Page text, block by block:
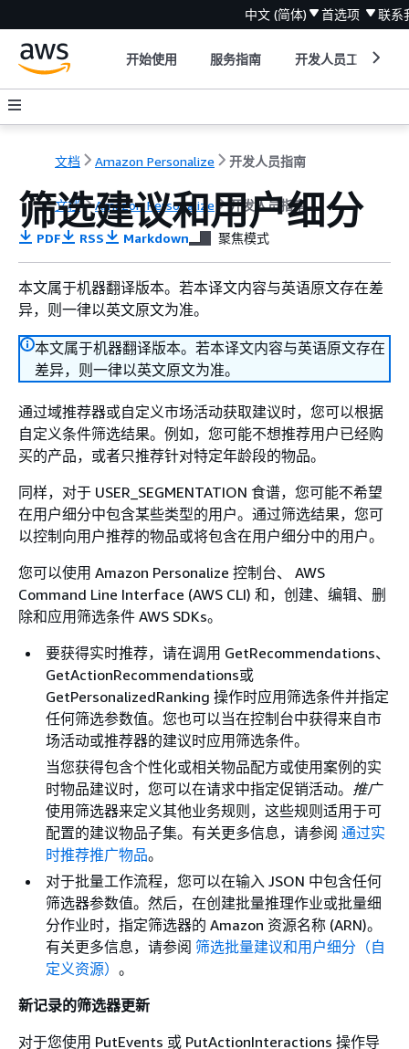
中文 (简体) 首选项 联系
开始使用 服务指南 开发人员工具
文档 Amazon Personalize 开发人员指南
文档 Amazon Personalize 开发人员指南
筛选建议和用户细分
PDF RSS Markdown 聚焦模式
本文属于机器翻译版本。若本译文内容与英语原文存在差
异，则一律以英文原文为准。
本文属于机器翻译版本。若本译文内容与英语原文存在
差异，则一律以英文原文为准。
通过域推荐器或自定义市场活动获取建议时，您可以根据
自定义条件筛选结果。例如，您可能不想推荐用户已经购
买的产品，或者只推荐针对特定年龄段的物品。
同样，对于 USER_SEGMENTATION 食谱，您可能不希望
在用户细分中包含某些类型的用户。通过筛选结果，您可
以控制向用户推荐的物品或将包含在用户细分中的用户。
您可以使用 Amazon Personalize 控制台、 AWS
Command Line Interface (AWS CLI) 和，创建、编辑、删
除和应用筛选条件 AWS SDKs。
要获得实时推荐，请在调用 GetRecommendations、
GetActionRecommendations或
GetPersonalizedRanking 操作时应用筛选条件并指定
任何筛选参数值。您也可以当在控制台中获得来自市
场活动或推荐器的建议时应用筛选条件。
当您获得包含个性化或相关物品配方或使用案例的实
时物品建议时，您可以在请求中指定促销活动。 推广
使用筛选器来定义其他业务规则，这些规则适用于可
配置的建议物品子集。有关更多信息，请参阅 通过实
时推荐推广物品。
对于批量工作流程，您可以在输入 JSON 中包含任何
筛选器参数值。然后，在创建批量推理作业或批量细
分作业时，指定筛选器的 Amazon 资源名称 (ARN)。
有关更多信息，请参阅 筛选批量建议和用户细分（自
定义资源） 。
新记录的筛选器更新
对于您使用 PutEvents 或 PutActionInteractions 操作导